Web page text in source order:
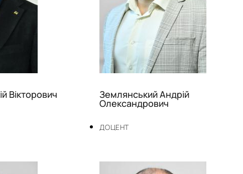
Вікторович
ДОЦЕНТ
Землянський Андрій
Олександрович